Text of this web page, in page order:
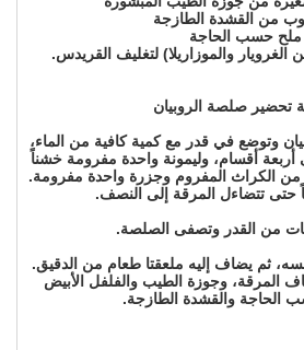
من القشدة الطازجة
ملح حسب الحاجة
والموزاريلا) لتغليف القريدس.
تحضير صلصة الروبيان
وتوضع في قدر مع كمية كافية من الماء،
أقسام، وليمونة واحدة مفرومة خشناً
الكراث المفروم وجزرة واحدة مفرومة.
حتى تتضاءل المرقة إلى النصف.
من القدر وتصفى الصلصة.
ثم يضاف إليه ملعقتا طعام من الدقيق.
المرقة، وجوزة الطيب والفلفل الأبيض
الحاجة والقشدة الطازجة.